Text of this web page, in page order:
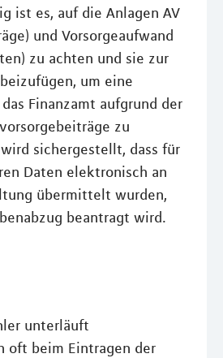
ist es, auf die Anlagen AV
und Vorsorgeaufwand
zu achten und sie zur
um eine
Finanzamt aufgrund der
zu
sichergestellt, dass für
Daten elektronisch an
übermittelt wurden,
beantragt wird.
unterläuft
oft beim Eintragen der